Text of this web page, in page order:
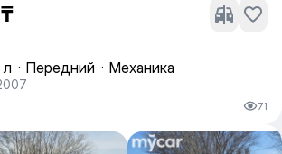
л · Передний · Механика
71